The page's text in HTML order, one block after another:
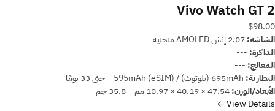
Vivo Watch GT 2
$98.00
الشاشة:
الذاكرة: ---
المعالج: ---
البطارية:
الأبعاد/الوزن:
View Details ←